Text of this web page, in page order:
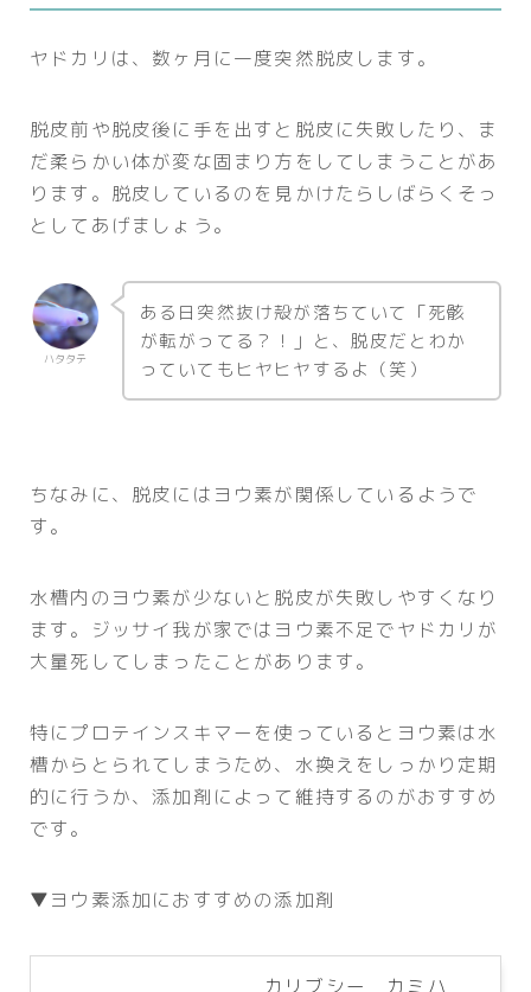
ヤドカリは、数ヶ月に一度突然脱皮します。
脱皮前や脱皮後に手を出すと脱皮に失敗したり、ま
だ柔らかい体が変な固まり方をしてしまうことがあ
ります。脱皮しているのを見かけたらしばらくそっ
としてあげましょう。
ハタタテ
ある日突然抜け殻が落ちていて「死骸
が転がってる？！」と、脱皮だとわか
っていてもヒヤヒヤするよ（笑）
ちなみに、脱皮にはヨウ素が関係しているようで
す。
水槽内のヨウ素が少ないと脱皮が失敗しやすくなり
ます。ジッサイ我が家ではヨウ素不足でヤドカリが
大量死してしまったことがあります。
特にプロテインスキマーを使っているとヨウ素は水
槽からとられてしまうため、水換えをしっかり定期
的に行うか、添加剤によって維持するのがおすすめ
です。
▼ヨウ素添加におすすめの添加剤
カリブシー カミハ